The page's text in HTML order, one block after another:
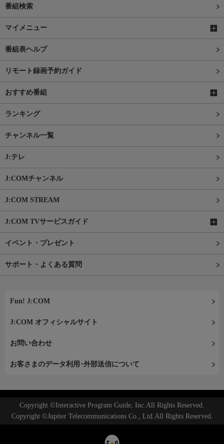
番組検索
マイメニュー
番組表ヘルプ
リモート録画予約ガイド
おすすめ番組
ランキング
チャンネル一覧
J:テレ
J:COMチャンネル
J:COM STREAM
J:COM TVサービスガイド
イベント・プレゼント
サポート・よくある質問
Fun! J:COM
J:COM オフィシャルサイト
お問い合わせ
お客さまのデータ利用･外部送信について
Copyright ©Interactive Program Guide, Inc.All Rights Reserved.
Copyright ©Jupiter Telecommunications Co., Ltd.All Rights Reserved.